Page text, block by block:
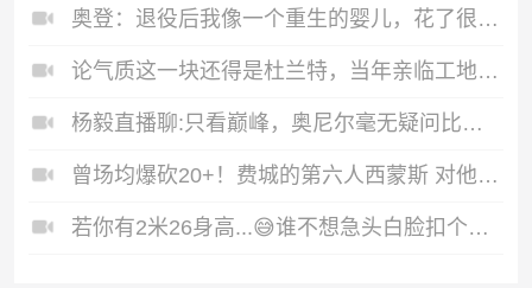
奥登：退役后我像一个重生的婴儿，花了很长时间才找到自己
论气质这一块还得是杜兰特，当年亲临工地指点江山🤣
杨毅直播聊:只看巅峰，奥尼尔毫无疑问比詹姆斯更强！🤔
曾场均爆砍20+！费城的第六人西蒙斯 对他的期待是什么？
若你有2米26身高...😅谁不想急头白脸扣个篮啊？#张子宇